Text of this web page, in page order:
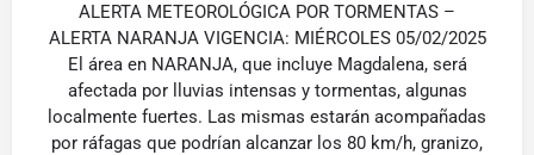
ALERTA METEOROLÓGICA POR TORMENTAS –
ALERTA NARANJA VIGENCIA: MIÉRCOLES 05/02/2025
El área en NARANJA, que incluye Magdalena, será
afectada por lluvias intensas y tormentas, algunas
localmente fuertes. Las mismas estarán acompañadas
por ráfagas que podrían alcanzar los 80 km/h, granizo,